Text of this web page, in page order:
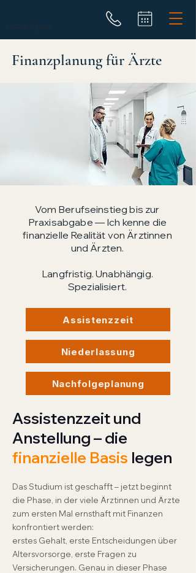
Finanzplanung für Ärzte
Vom Berufseinstieg bis zur
Praxisabgabe — Ich kenne die
finanzielle Realität von Ärztinnen
und Ärzten.
Langfristig. Unabhängig.
Spezialisiert.
Assistenzzeit
Niederlassung
Nachfolgeplanung
Assistenzzeit und
Anstellung – die
finanzielle Basis legen
Das Studium ist geschafft – jetzt beginnt
die Phase, in der viele Ärztinnen und Ärzte
zum ersten Mal ernsthaft mit Finanzen
konfrontiert werden:
erstes Gehalt, erste Entscheidungen über
Altersvorsorge, erste Fragen zu
Versicherungen. Genau in dieser Phase